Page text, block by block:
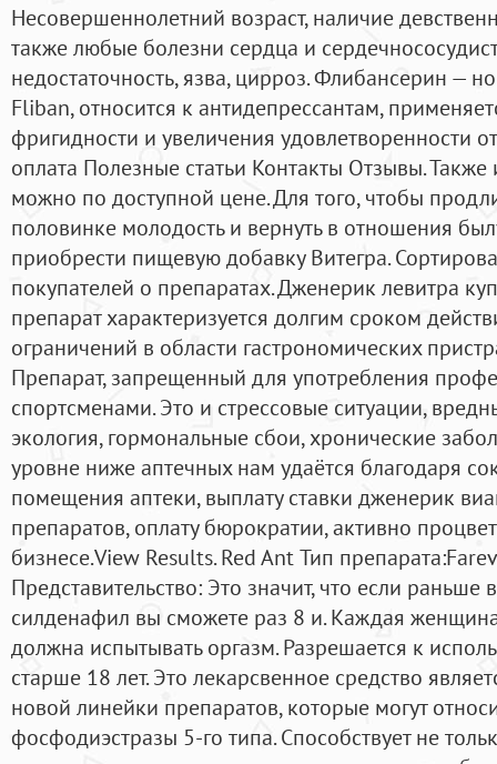
Несовершеннолетний возраст, наличие
также любые болезни сердца и
недостаточность, язва, цирроз. Флибансерин —
Fliban, относится к антидепрессантам,
фригидности и увеличения удовлетворенности
оплата Полезные статьи Контакты Отзывы. Также
можно по доступной цене. Для того, чтобы
половинке молодость и вернуть в отношения
приобрести пищевую добавку Витегра.
покупателей о препаратах. Дженерик левитра
препарат характеризуется долгим сроком
ограничений в области гастрономических
Препарат, запрещенный для употребления
спортсменами. Это и стрессовые ситуации,
экология, гормональные сбои, хронические
уровне ниже аптечных нам удаётся благодаря
помещения аптеки, выплату ставки дженерик
препаратов, оплату бюрократии, активно
бизнесе.View Results. Red Ant Тип
Представительство: Это значит, что если раньше
силденафил вы сможете раз 8 и. Каждая
должна испытывать оргазм. Разрешается к
старше 18 лет. Это лекарсвенное средство
новой линейки препаратов, которые могут
фосфодиэстразы 5-го типа. Способствует не